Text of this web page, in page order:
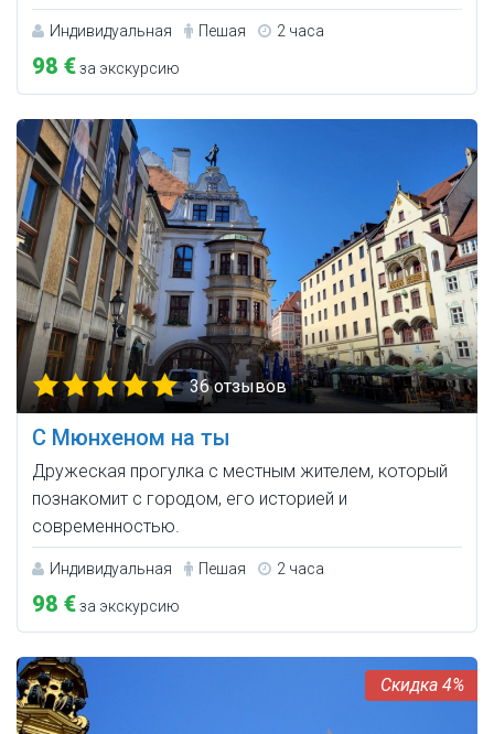
Индивидуальная Пешая 2 часа
98 €за экскурсию
36 отзывов
С Мюнхеном на ты
Дружеская прогулка с местным жителем, который
познакомит с городом, его историей и
современностью.
Индивидуальная Пешая 2 часа
98 €за экскурсию
4%